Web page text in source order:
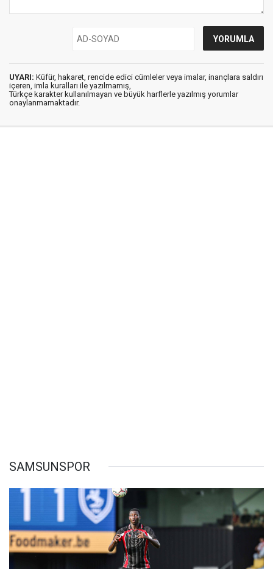
UYARI: Küfür, hakaret, rencide edici cümleler veya imalar, inançlara saldırı
içeren, imla kuralları ile yazılmamış,
Türkçe karakter kullanılmayan ve büyük harflerle yazılmış yorumlar
onaylanmamaktadır.
SAMSUNSPOR